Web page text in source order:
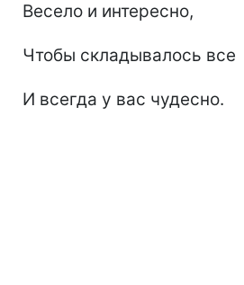
Весело и интересно,
Чтобы складывалось все
И всегда у вас чудесно.